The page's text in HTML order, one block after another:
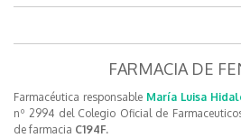
FARMACIA DE
Farmacéutica responsable María Luisa
nº 2994 del Colegio Oficial de
de farmacia C194F.